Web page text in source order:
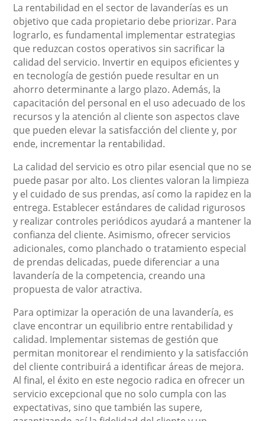
La rentabilidad en el sector de lavanderías es un
objetivo que cada propietario debe priorizar. Para
lograrlo, es fundamental implementar estrategias
que reduzcan costos operativos sin sacrificar la
calidad del servicio. Invertir en equipos eficientes y
en tecnología de gestión puede resultar en un
ahorro determinante a largo plazo. Además, la
capacitación del personal en el uso adecuado de los
recursos y la atención al cliente son aspectos clave
que pueden elevar la satisfacción del cliente y, por
ende, incrementar la rentabilidad.
La calidad del servicio es otro pilar esencial que no se
puede pasar por alto. Los clientes valoran la limpieza
y el cuidado de sus prendas, así como la rapidez en la
entrega. Establecer estándares de calidad rigurosos
y realizar controles periódicos ayudará a mantener la
confianza del cliente. Asimismo, ofrecer servicios
adicionales, como planchado o tratamiento especial
de prendas delicadas, puede diferenciar a una
lavandería de la competencia, creando una
propuesta de valor atractiva.
Para optimizar la operación de una lavandería, es
clave encontrar un equilibrio entre rentabilidad y
calidad. Implementar sistemas de gestión que
permitan monitorear el rendimiento y la satisfacción
del cliente contribuirá a identificar áreas de mejora.
Al final, el éxito en este negocio radica en ofrecer un
servicio excepcional que no solo cumpla con las
expectativas, sino que también las supere,